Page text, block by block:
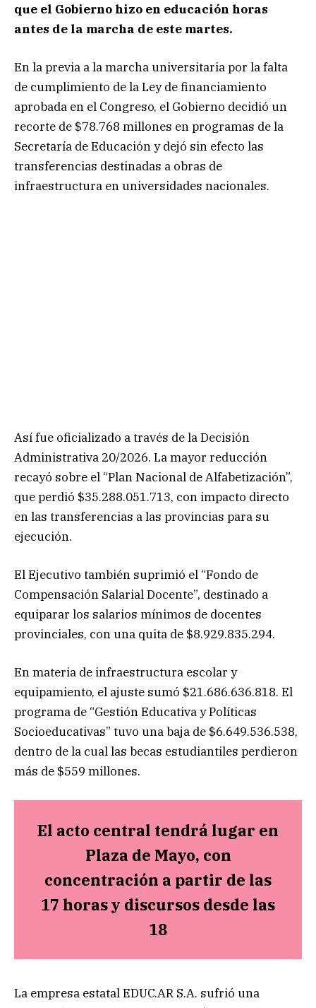
que el Gobierno hizo en educación horas
antes de la marcha de este martes.
En la previa a la marcha universitaria por la falta
de cumplimiento de la Ley de financiamiento
aprobada en el Congreso, el Gobierno decidió un
recorte de $78.768 millones en programas de la
Secretaría de Educación y dejó sin efecto las
transferencias destinadas a obras de
infraestructura en universidades nacionales.
Así fue oficializado a través de la Decisión
Administrativa 20/2026. La mayor reducción
recayó sobre el “Plan Nacional de Alfabetización”,
que perdió $35.288.051.713, con impacto directo
en las transferencias a las provincias para su
ejecución.
El Ejecutivo también suprimió el “Fondo de
Compensación Salarial Docente”, destinado a
equiparar los salarios mínimos de docentes
provinciales, con una quita de $8.929.835.294.
En materia de infraestructura escolar y
equipamiento, el ajuste sumó $21.686.636.818. El
programa de “Gestión Educativa y Políticas
Socioeducativas” tuvo una baja de $6.649.536.538,
dentro de la cual las becas estudiantiles perdieron
más de $559 millones.
El acto central tendrá lugar en
Plaza de Mayo, con
concentración a partir de las
17 horas y discursos desde las
18
La empresa estatal EDUC.AR S.A. sufrió una